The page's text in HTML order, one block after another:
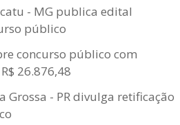
- MG publica edital
público
concurso público com
26.876,48
Grossa - PR divulga retificação